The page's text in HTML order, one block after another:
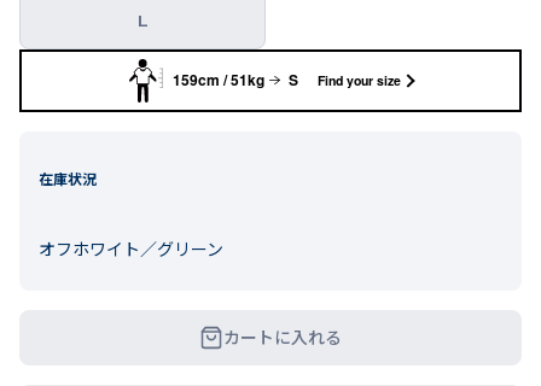
L
159cm / 51kg S Find your size
在庫状況
オフホワイト／グリーン
カートに入れる